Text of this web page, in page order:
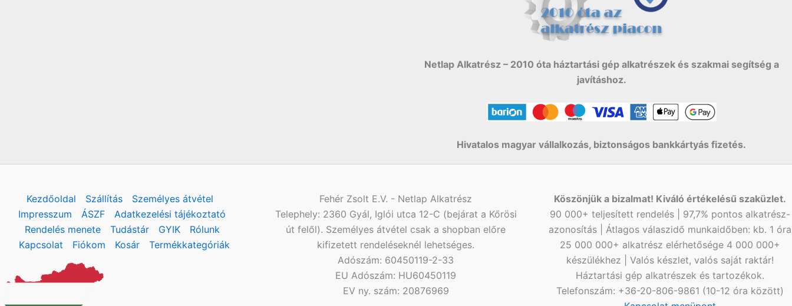
Netlap Alkatrész – 2010 óta háztartási gép alkatrészek és szakmai segítség a
javításhoz.
Hivatalos magyar vállalkozás, biztonságos bankkártyás fizetés.
Kezdőoldal Szállítás
Személyes átvétel
Impresszum
ÁSZF
Adatkezelési tájékoztató
Rendelés menete
Tudástár GYIK
Rólunk
Kapcsolat
Fiókom Kosár Termékkategóriák
Fehér Zsolt E.V. - Netlap Alkatrész
Telephely: 2360 Gyál, Iglói utca 12-C (bejárat a Kőrösi
út felől). Személyes átvétel csak a shopban előre
kifizetett rendeléseknél lehetséges.
Adószám: 60450119-2-33
EU Adószám: HU60450119
EV ny. szám: 20876969
Köszönjük a bizalmat! Kiváló értékelésű szaküzlet.
90 000+ teljesített rendelés | 97,7% pontos alkatrész-
azonosítás | Átlagos válaszidő munkaidőben: kb. 1 óra
25 000 000+ alkatrész elérhetősége 4 000 000+
készülékhez | Valós készlet, valós saját raktár!
Háztartási gép alkatrészek és tartozékok.
Telefonszám: +36-20-806-9861 (10-12 óra között)